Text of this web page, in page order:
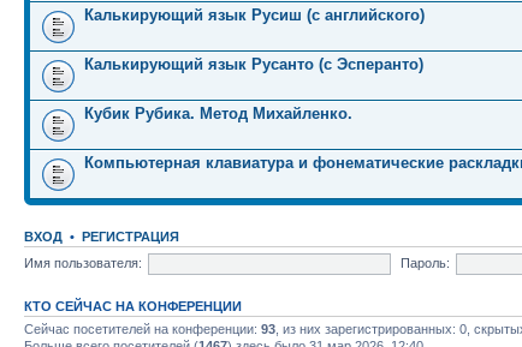
Калькирующий язык Русиш (с английского)
Калькирующий язык Русанто (с Эсперанто)
Кубик Рубика. Метод Михайленко.
Компьютерная клавиатура и фонематические
ВХОД • РЕГИСТРАЦИЯ
Имя пользователя:
Пароль:
КТО СЕЙЧАС НА КОНФЕРЕНЦИИ
Сейчас посетителей на конференции: 93 , из них зарегистрированных: 0,